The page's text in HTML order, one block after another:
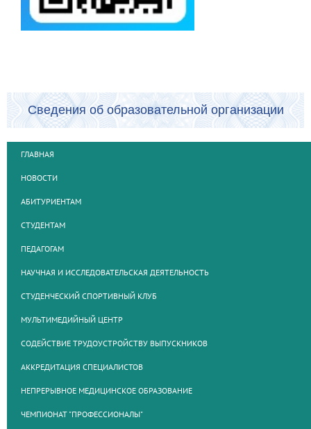
Сведения об образовательной организации
ГЛАВНАЯ
НОВОСТИ
АБИТУРИЕНТАМ
СТУДЕНТАМ
ПЕДАГОГАМ
НАУЧНАЯ И ИССЛЕДОВАТЕЛЬСКАЯ ДЕЯТЕЛЬНОСТЬ
СТУДЕНЧЕСКИЙ СПОРТИВНЫЙ КЛУБ
МУЛЬТИМЕДИЙНЫЙ ЦЕНТР
СОДЕЙСТВИЕ ТРУДОУСТРОЙСТВУ ВЫПУСКНИКОВ
АККРЕДИТАЦИЯ СПЕЦИАЛИСТОВ
НЕПРЕРЫВНОЕ МЕДИЦИНСКОЕ ОБРАЗОВАНИЕ
ЧЕМПИОНАТ "ПРОФЕССИОНАЛЫ"